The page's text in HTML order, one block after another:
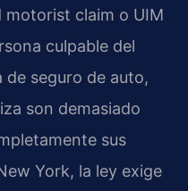
claim o UIM
culpable del
seguro de auto,
son demasiado
sus
York, la ley exige